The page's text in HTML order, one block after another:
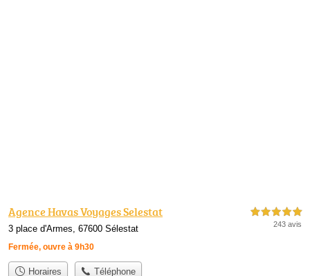
Agence Havas Voyages Selestat
3 place d'Armes, 67600 Sélestat
Fermée, ouvre à 9h30
5,0 étoiles sur 5
243 avis
Horaires Téléphone